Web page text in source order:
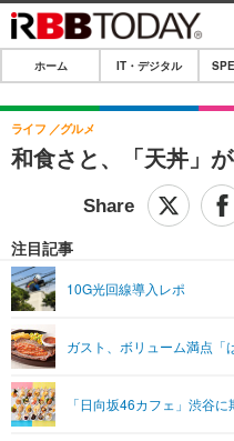
ホーム
IT・デジタル
IT・デジタルTOP
ネタ
SPEED TEST
エンタメ
音楽
ライフ
ペット
その他
リリース一覧
プッシュ通知の停止方法
ホーム IT・デジタル
和食さと、「天丼」
ライフ グルメ
注目記事
10G光回線導入レポ
ガスト、ボリューム満点「
「日向坂46カフェ」渋谷